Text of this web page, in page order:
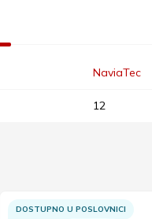
NaviaTec
12
DOSTUPNO U POSLOVNICI